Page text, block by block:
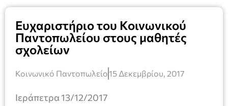
Ευχαριστήριο του Κοινωνικού
Παντοπωλείου στους μαθητές
σχολείων
Κοινωνικό Παντοπωλείο15 Δεκεμβρίου, 2017
Ιεράπετρα 13/12/2017